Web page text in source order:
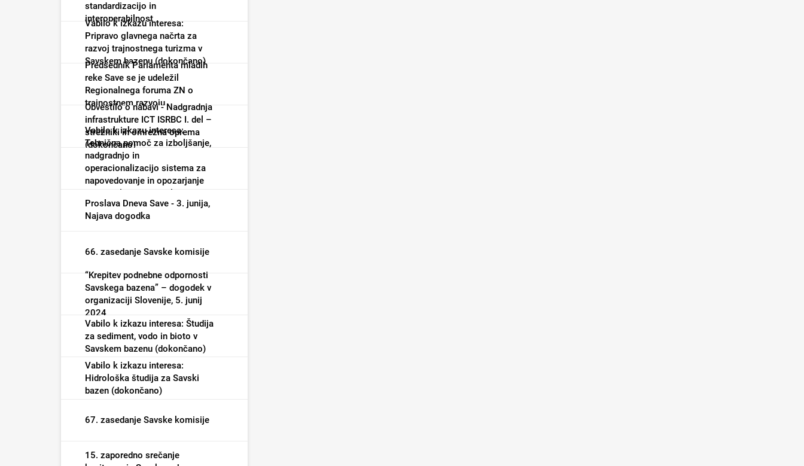
standardizacijo in
interoperabilnost
Vabilo k izkazu interesa:
Pripravo glavnega načrta za
razvoj trajnostnega turizma v
Savskem bazenu (dokončano)
Predsednik Parlamenta mladih
reke Save se je udeležil
Regionalnega foruma ZN o
trajnostnem razvoju
Obvestilo o nabavi - Nadgradnja
infrastrukture ICT ISRBC I. del –
strežniki in omrežna oprema
(dokončano)
Vabilo k izkazu interesa:
Tehnična pomoč za izboljšanje,
nadgradnjo in
operacionalizacijo sistema za
napovedovanje in opozarjanje
pred poplavami in malimi
vodami (dokončano)
Proslava Dneva Save - 3. junija,
Najava dogodka
66. zasedanje Savske komisije
“Krepitev podnebne odpornosti
Savskega bazena” – dogodek v
organizaciji Slovenije, 5. junij
2024
Vabilo k izkazu interesa: Študija
za sediment, vodo in bioto v
Savskem bazenu (dokončano)
Vabilo k izkazu interesa:
Hidrološka študija za Savski
bazen (dokončano)
67. zasedanje Savske komisije
15. zaporedno srečanje